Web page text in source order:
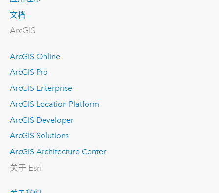
文档
ArcGIS
ArcGIS Online
ArcGIS Pro
ArcGIS Enterprise
ArcGIS Location Platform
ArcGIS Developer
ArcGIS Solutions
ArcGIS Architecture Center
关于 Esri